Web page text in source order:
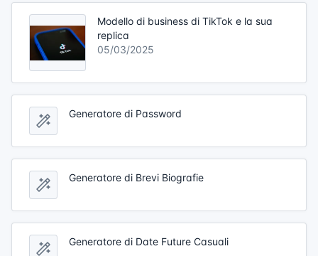
Modello di business di TikTok e la sua
replica
05/03/2025
Generatore di Password
Generatore di Brevi Biografie
Generatore di Date Future Casuali